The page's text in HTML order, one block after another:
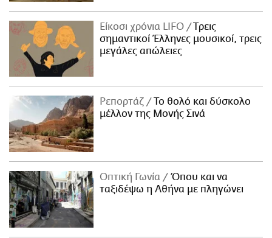
Είκοσι χρόνια LIFO
Tρεις
σημαντικοί Έλληνες μουσικοί, τρεις
μεγάλες απώλειες
Ρεπορτάζ
Το θολό και δύσκολο
μέλλον της Μονής Σινά
Οπτική Γωνία
Όπου και να
ταξιδέψω η Αθήνα με πληγώνει